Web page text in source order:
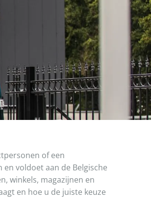
of een
voldoet aan de Belgische
winkels, magazijnen en
en hoe u de juiste keuze